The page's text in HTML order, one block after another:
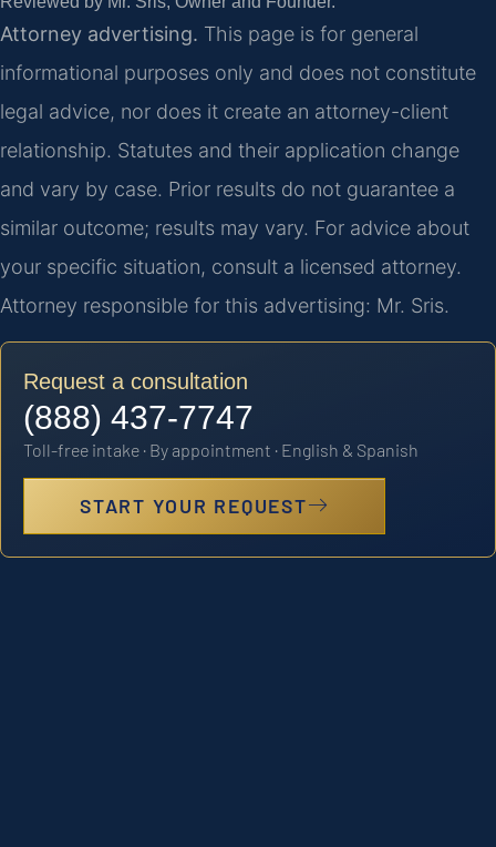
Attorney advertising. This page is for general
informational purposes only and does not constitute
legal advice, nor does it create an attorney-client
relationship. Statutes and their application change
and vary by case. Prior results do not guarantee a
similar outcome; results may vary. For advice about
your specific situation, consult a licensed attorney.
Attorney responsible for this advertising: Mr. Sris.
Request a consultation
(888) 437-7747
Toll-free intake · By appointment · English & Spanish
START YOUR REQUEST